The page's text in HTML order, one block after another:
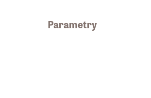
Parametry